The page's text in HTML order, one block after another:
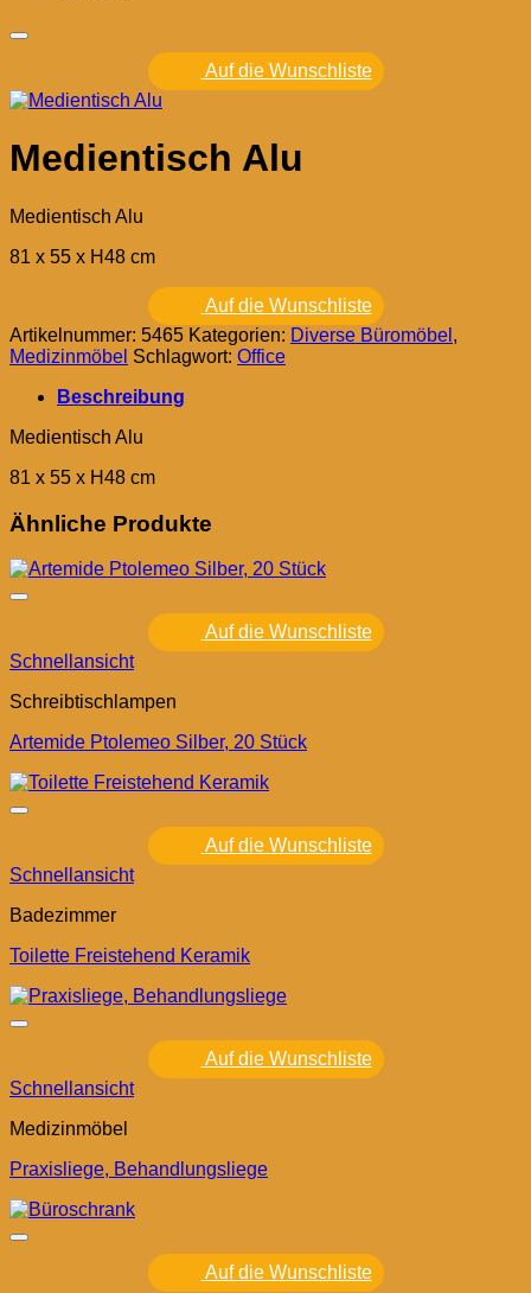
Auf die Wunschliste
Medientisch Alu
Medientisch Alu
81 x 55 x H48 cm
Auf die Wunschliste
Artikelnummer: 5465 Kategorien: Diverse Büromöbel ,
Medizinmöbel Schlagwort: Office
Beschreibung
Medientisch Alu
81 x 55 x H48 cm
Ähnliche Produkte
Auf die Wunschliste
Schnellansicht
Schreibtischlampen
Artemide Ptolemeo Silber, 20 Stück
Auf die Wunschliste
Schnellansicht
Badezimmer
Toilette Freistehend Keramik
Auf die Wunschliste
Schnellansicht
Medizinmöbel
Praxisliege, Behandlungsliege
Auf die Wunschliste